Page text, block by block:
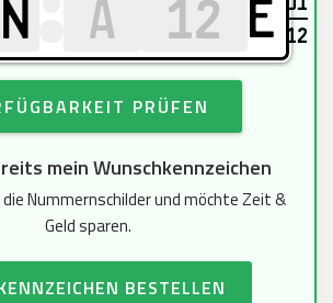
E
12
PRÜFEN
mein Wunschkennzeichen
Nummernschilder und möchte Zeit &
Geld sparen.
BESTELLEN